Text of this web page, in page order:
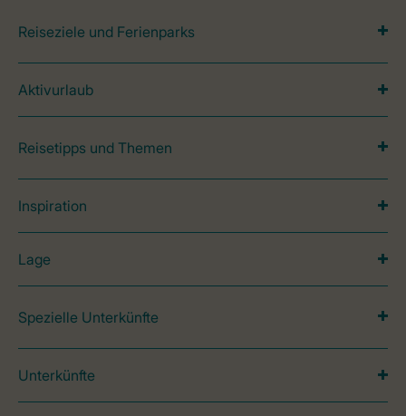
Reiseziele und Ferienparks
Aktivurlaub
Reisetipps und Themen
Inspiration
Lage
Spezielle Unterkünfte
Unterkünfte